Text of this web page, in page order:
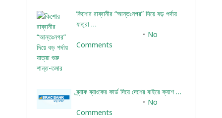
কিশোর রাব্বানীর “আন্তঃনগর” দিয়ে বড় পর্দায়
যাত্রা …
No
Comments
ব্র্যাক ব্যাংকের কার্ড দিয়ে দেশের বাইরে ক্যাশ …
No
Comments